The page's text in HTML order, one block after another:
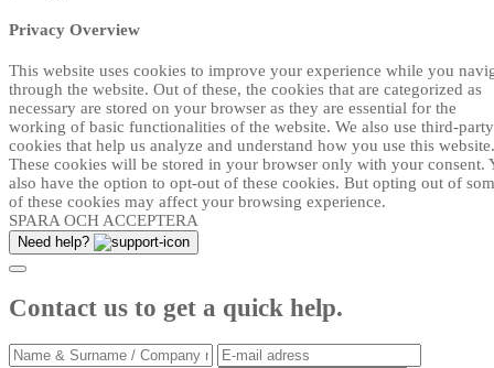
Privacy Overview
This website uses cookies to improve your experience while you
through the website. Out of these, the cookies that are categorized as
necessary are stored on your browser as they are essential for the
working of basic functionalities of the website. We also use third-party
cookies that help us analyze and understand how you use this website.
These cookies will be stored in your browser only with your consent.
also have the option to opt-out of these cookies. But opting out of
of these cookies may affect your browsing experience.
SPARA OCH ACCEPTERA
Need help?
Contact us to get a quick help.